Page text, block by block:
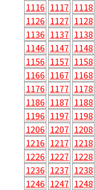
1116 1117 1118
1126 1127 1128
1136 1137 1138
1146 1147 1148
1156 1157 1158
1166 1167 1168
1176 1177 1178
1186 1187 1188
1196 1197 1198
1206 1207 1208
1216 1217 1218
1226 1227 1228
1236 1237 1238
1246 1247 1248